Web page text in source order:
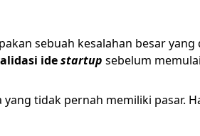
sebuah kesalahan besar
idestartup sebelum
tidak pernah memiliki pasar.